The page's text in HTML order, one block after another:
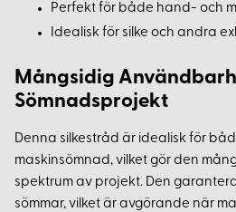
Perfekt för både hand- och
Idealisk för silke och andra
Mångsidig
Sömnadsprojekt
Denna silkestråd är idealisk för
maskinsömnad, vilket gör den
spektrum av projekt. Den
sömmar, vilket är avgörande när